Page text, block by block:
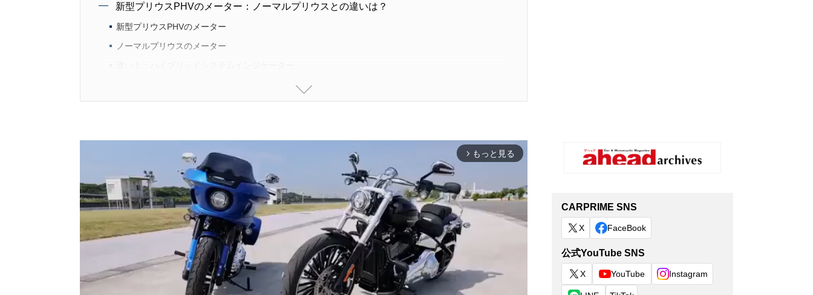
新型プリウスPHVのメーター：ノーマルプリウスとの違いは？
新型プリウスPHVのメーター
ノーマルプリウスのメーター
EVモード時のハイブリッドシステムインジケーター
ハイブリッドモード時のシステムインジケーター
arrow_forward_ios もっと見る
CARPRIME SNS
X FaceBook
公式YouTube SNS
X YouTube Instagram